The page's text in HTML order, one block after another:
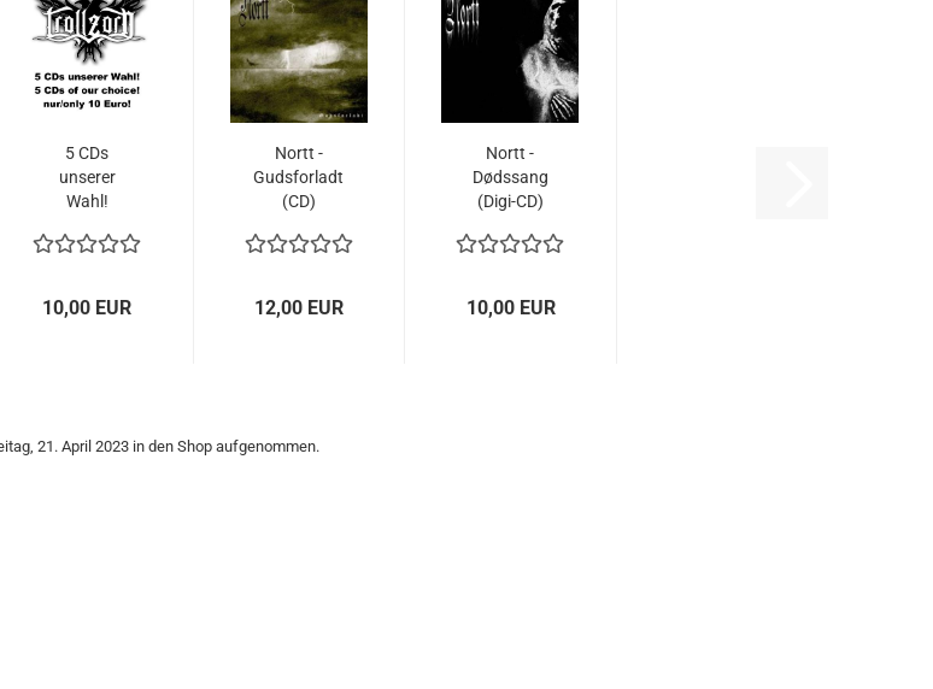
5 CDs
unserer
Wahl!
10,00 EUR
Nortt -
Gudsforladt
(CD)
12,00 EUR
Nortt -
Dødssang
(Digi-CD)
10,00 EUR
21. April 2023 in den Shop aufgenommen.